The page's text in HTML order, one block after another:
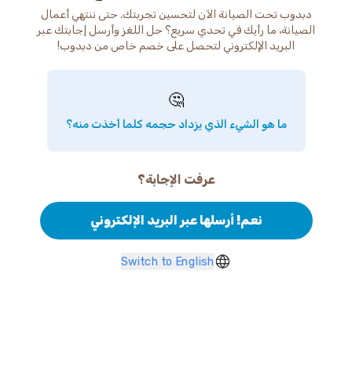
دبدوب تحت الصيانة الآن لتحسين تجربتك. حتى ننتهي أعمال
الصيانة، ما رأيك في تحدي سريع؟ حل اللغز وأرسل إجابتك عبر
البريد الإلكتروني لتحصل على خصم خاص من دبدوب!
🤔
ما هو الشيء الذي يزداد حجمه كلما أخذت منه؟
عرفت الإجابة؟
نعم! أرسلها عبر البريد الإلكتروني
Switch to English